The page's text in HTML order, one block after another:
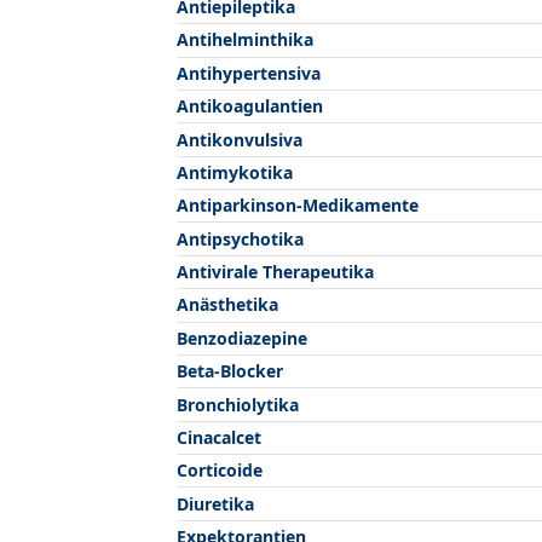
Antiepileptika
Antihelminthika
Antihypertensiva
Antikoagulantien
Antikonvulsiva
Antimykotika
Antiparkinson-Medikamente
Antipsychotika
Antivirale Therapeutika
Anästhetika
Benzodiazepine
Beta-Blocker
Bronchiolytika
Cinacalcet
Corticoide
Diuretika
Expektorantien